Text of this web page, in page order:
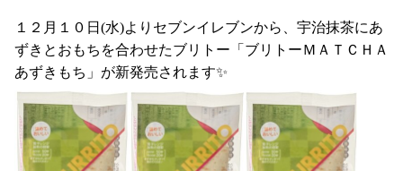
１２月１０日(水)よりセブンイレブンから、宇治抹茶にあ
ずきとおもちを合わせたブリトー「ブリトーＭＡＴＣＨＡ
あずきもち」が新発売されます✨